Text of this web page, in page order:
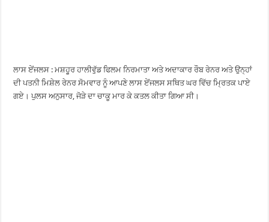
ਲਾਸ ਏਂਜਲਸ : ਮਸ਼ਹੂਰ ਹਾਲੀਵੁੱਡ ਫਿਲਮ ਨਿਰਮਾਤਾ ਅਤੇ ਅਦਾਕਾਰ ਰੌਬ ਰੇਨਰ ਅਤੇ ਉਨ੍ਹਾਂ
ਦੀ ਪਤਨੀ ਮਿਸ਼ੇਲ ਰੇਨਰ ਸੋਮਵਾਰ ਨੂੰ ਆਪਣੇ ਲਾਸ ਏਂਜਲਸ ਸਥਿਤ ਘਰ ਵਿੱਚ ਮ੍ਰਿਤਕ ਪਾਏ
ਗਏ। ਪੁਲਸ ਅਨੁਸਾਰ, ਜੋੜੇ ਦਾ ਚਾਕੂ ਮਾਰ ਕੇ ਕਤਲ ਕੀਤਾ ਗਿਆ ਸੀ।